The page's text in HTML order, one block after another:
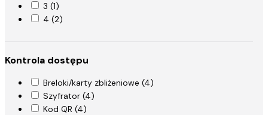
3 (1)
4 (2)
Kontrola dostępu
Breloki/karty zbliżeniowe (4)
Szyfrator (4)
Kod QR (4)